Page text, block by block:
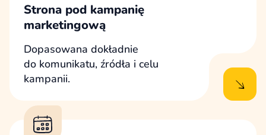
Strona pod kampanię
marketingową
Dopasowana dokładnie
do komunikatu, źródła i celu
kampanii.